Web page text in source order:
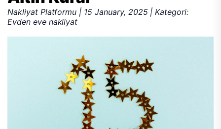
Nakliyat Platformu | 15 January, 2025 | Kategori:
Evden eve nakliyat